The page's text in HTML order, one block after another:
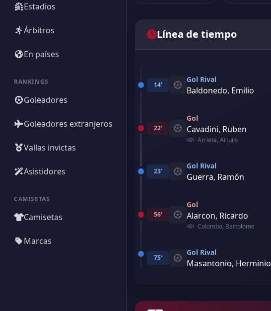
Estadios
Árbitros
En países
RANKINGS
Goleadores
Goleadores extranjeros
Vallas invictas
Asistidores
CAMISETAS
Camisetas
Marcas
Línea de tiempo
14'
Gol Rival
Baldonedo, Emilio
22'
Gol
Cavadini, Ruben
Arrieta, Arturo
23'
Gol Rival
Guerra, Ramón
56'
Gol
Alarcon, Ricardo
Colombo, Bartolome
75'
Gol Rival
Masantonio, Herminio